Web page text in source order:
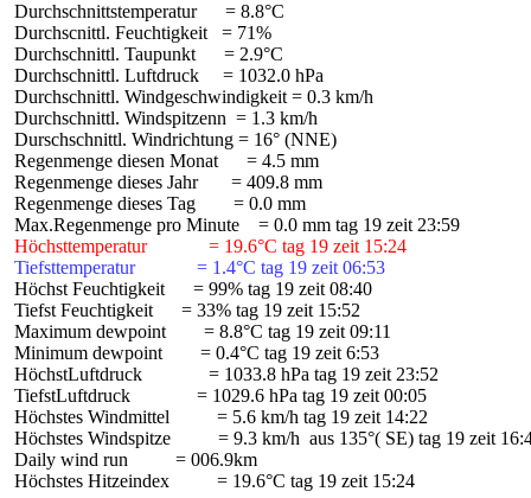
Durchschnittstemperatur      = 8.8°C
Durchscnittl. Feuchtigkeit   = 71%
Durchschnittl. Taupunkt      = 2.9°C
Durchschnittl. Luftdruck     = 1032.0 hPa
Durchschnittl. Windgeschwindigkeit = 0.3 km/h
Durchschnittl. Windspitzenn  = 1.3 km/h
Durschschnittl. Windrichtung = 16° (NNE)
Regenmenge diesen Monat      = 4.5 mm
Regenmenge dieses Jahr       = 409.8 mm
Regenmenge dieses Tag        = 0.0 mm
Höchsttemperatur             = 19.6°C tag 19 zeit 15:24
Tiefsttemperatur             = 1.4°C tag 19 zeit 06:53
Höchst Feuchtigkeit      = 99% tag 19 zeit 08:40
Tiefst Feuchtigkeit      = 33% tag 19 zeit 15:52
Maximum dewpoint        = 8.8°C tag 19 zeit 09:11
Minimum dewpoint        = 0.4°C tag 19 zeit 6:53
HöchstLuftdruck              = 1033.8 hPa tag 19 zeit 23:52
TiefstLuftdruck              = 1029.6 hPa tag 19 zeit 00:05
Höchstes Windmittel          = 5.6 km/h tag 19 zeit 14:22
Höchstes Windspitze          = 9.3 km/h  aus 135°( SE) tag 19 zeit
Daily wind run          = 006.9km
Höchstes Hitzeindex          = 19.6°C tag 19 zeit 15:24